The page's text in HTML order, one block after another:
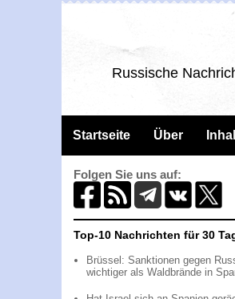
Russische
Startseite Über
Folgen Sie uns auf:
Top-10 Nachrichten für 30
Brüssel: Sanktionen gegen
wichtiger als Waldbrände in